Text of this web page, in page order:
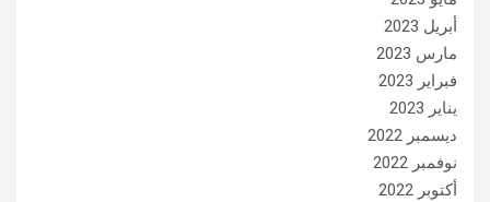
أبريل 2023
مارس 2023
فبراير 2023
يناير 2023
ديسمبر 2022
نوفمبر 2022
أكتوبر 2022